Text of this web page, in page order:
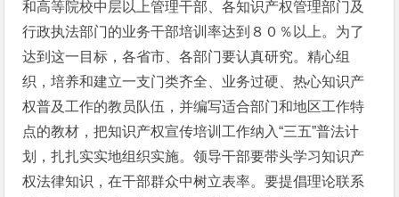
和高等院校中层以上管理干部、各知识产权管理部门及
行政执法部门的业务干部培训率达到８０％以上。为了
达到这一目标，各省市、各部门要认真研究。精心组
织，培养和建立一支门类齐全、业务过硬、热心知识产
权普及工作的教员队伍，并编写适合部门和地区工作特
点的教材，把知识产权宣传培训工作纳入“三五”普法计
划，扎扎实实地组织实施。领导干部要带头学习知识产
权法律知识，在干部群众中树立表率。要提倡理论联系